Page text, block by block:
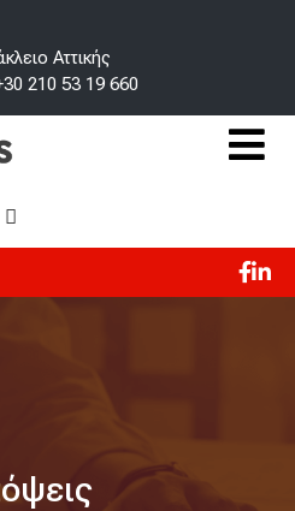
Αττικής
210 53 19 660